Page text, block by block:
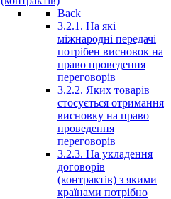
Back
3.2.1. На які
міжнародні передачі
потрібен висновок на
право проведення
переговорів
3.2.2. Яких товарів
стосується отримання
висновку на право
проведення
переговорів
3.2.3. На укладення
договорів
(контрактів) з якими
країнами потрібно